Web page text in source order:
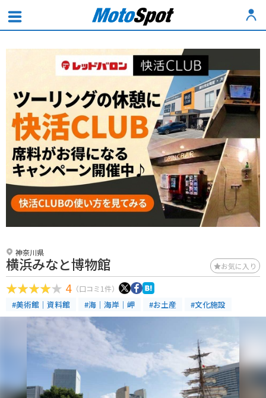
神奈川県
横浜みなと博物館 お気に入り
4 （口コミ1件）
#美術館｜資料館 #海｜海岸｜岬 #お土産 #文化施設